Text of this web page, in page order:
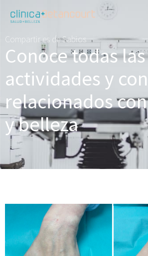
Compartir es de Sabios
Conoce todas las
actividades y
relacionados
y belleza